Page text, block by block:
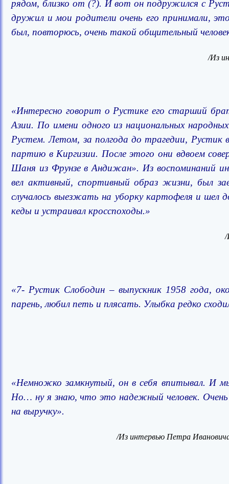
рядом, близко от (?). И вот он подружился с
дружил и мои родители очень его принимали,
был, повторюсь, очень такой общительный
/Из
«Интересно говорит о Рустике его старший
Азии. По имени одного из национальных
Рустем. Летом, за полгода до трагедии, Рустик
партию в Киргизии. После этого они вдвоем
Шаня из Фрунзе в Андижан». Из воспоминаний
вел активный, спортивный образ жизни, был
случалось выезжать на уборку картофеля и
кеды и устраивал кросспоходы.»
/
«7- Рустик Слободин – выпускник 1958 года,
парень, любил петь и плясать. Улыбка редко
«Немножко замкнутый, он в себя впитывал. И
Но… ну я знаю, что это надежный человек.
на выручку».
/Из интервью Петра